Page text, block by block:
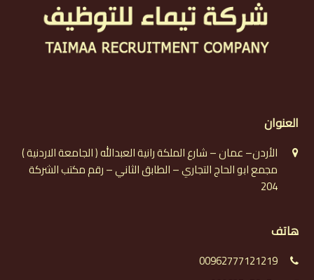
العنوان
الأردن– عمان – شارع الملكة رانية العبدالله ( الجامعة الاردنية )
مجمع ابو الحاج التجاري – الطابق الثاني – رقم مكتب الشركة
204
هاتف
00962777121219